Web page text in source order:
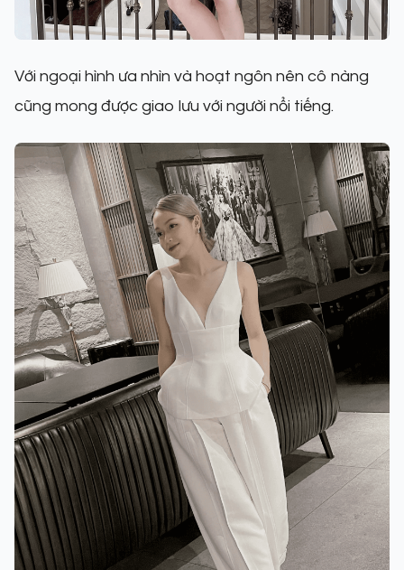
Với ngoại hình ưa nhìn và hoạt ngôn nên cô nàng
cũng mong được giao lưu với người nổi tiếng.